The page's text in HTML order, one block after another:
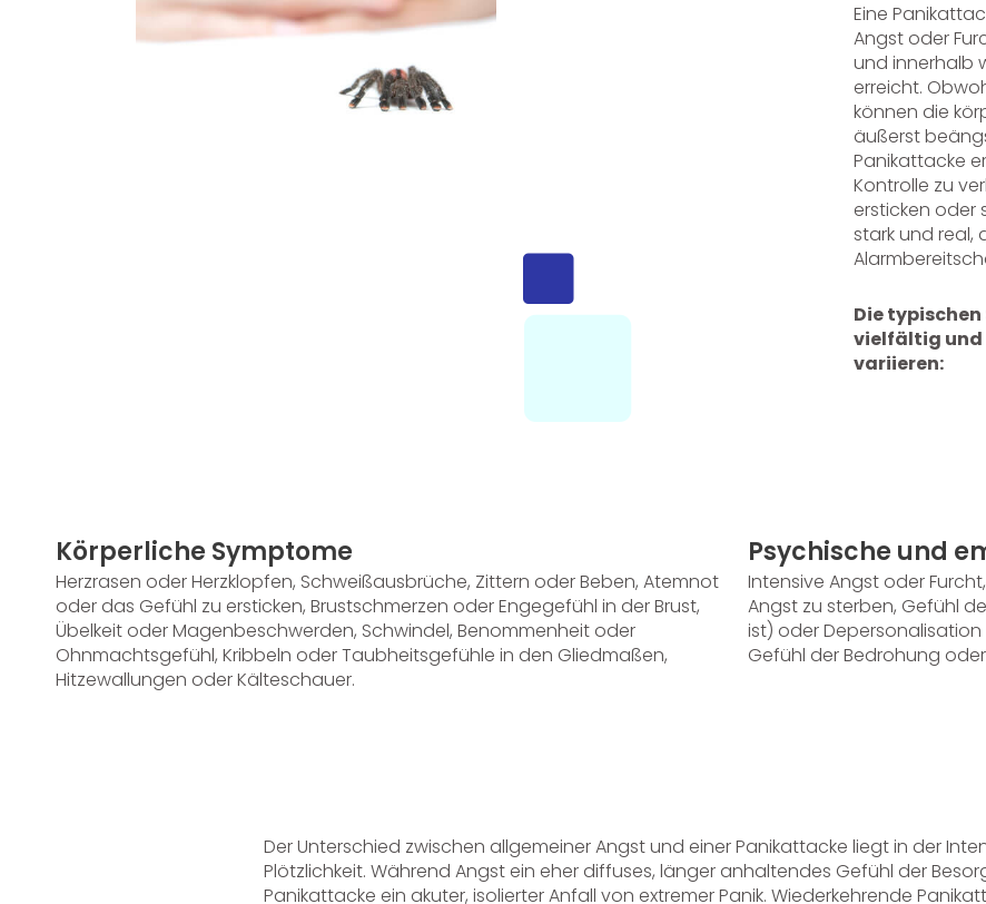
Eine
Angst oder
und innerhalb
erreicht.
können die
äußerst
Panikattacke
Kontrolle zu
ersticken oder
stark und real,
Die
vielfältig und
variieren:
Körperliche Symptome
Herzrasen oder Herzklopfen, Schweißausbrüche, Zittern oder Beben, Atemnot
oder das Gefühl zu ersticken, Brustschmerzen oder Engegefühl in der Brust,
Übelkeit oder Magenbeschwerden, Schwindel, Benommenheit oder
Ohnmachtsgefühl, Kribbeln oder Taubheitsgefühle in den Gliedmaßen,
Hitzewallungen oder Kälteschauer.
Psychische und
Intensive Angst oder
Angst zu sterben, Gefühl
ist) oder
Gefühl der Bedrohung
Der Unterschied zwischen allgemeiner Angst und einer Panikattacke liegt in der
Plötzlichkeit. Während Angst ein eher diffuses, länger anhaltendes Gefühl der
Panikattacke ein akuter, isolierter Anfall von extremer Panik. Wiederkehrende